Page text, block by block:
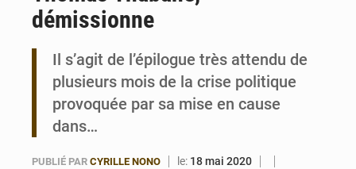
démissionne
Il s’agit de l’épilogue très attendu de
plusieurs mois de la crise politique
provoquée par sa mise en cause
dans…
PUBLIÉ PAR CYRILLE NONO le: 18 mai 2020